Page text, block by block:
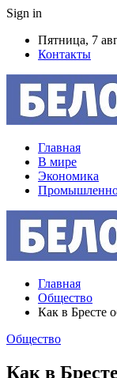
Sign in
Пятница, 7
Контакты
Главная
В мире
Экономика
Главная
Общество
Как в Бресте
Общество
Как в